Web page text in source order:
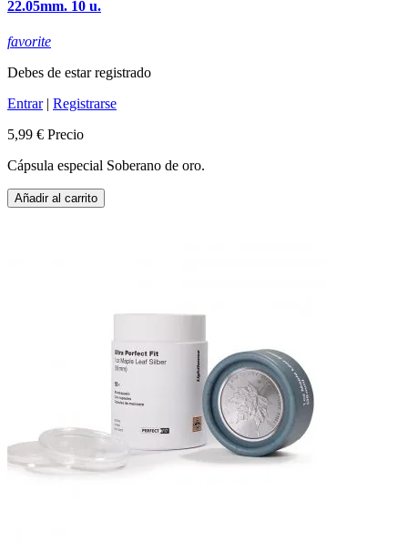
22.05mm. 10 u.
favorite
Debes de estar registrado
Entrar| Registrarse
5,99 € Precio
Cápsula especial Soberano de oro.
Añadir al carrito